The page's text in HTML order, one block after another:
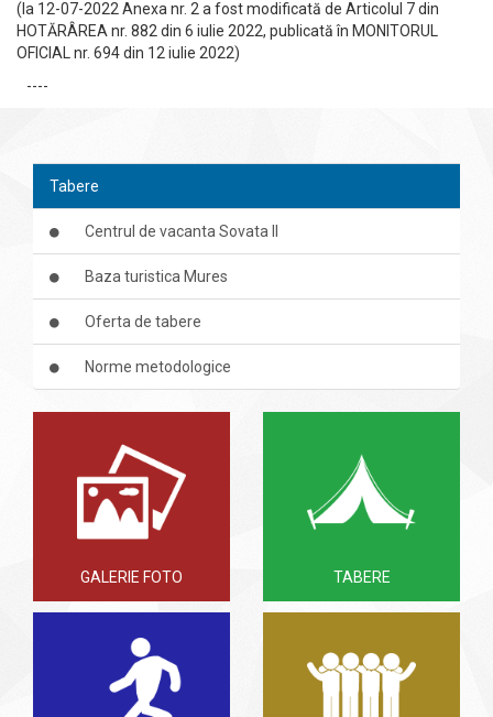
(la 12-07-2022 Anexa nr. 2 a fost modificată de Articolul 7 din
HOTĂRÂREA nr. 882 din 6 iulie 2022, publicată în MONITORUL
OFICIAL nr. 694 din 12 iulie 2022)
----
Tabere
Centrul de vacanta Sovata II
Baza turistica Mures
Oferta de tabere
Norme metodologice
GALERIE FOTO TABERE